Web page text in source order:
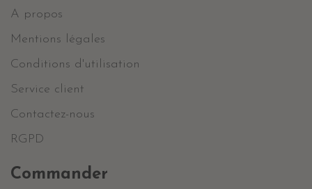
A propos
Mentions légales
Conditions d'utilisation
Service client
Contactez-nous
RGPD
Commander